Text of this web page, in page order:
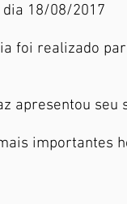
dia 18/08/2017
foi realizado
apresentou
importantes